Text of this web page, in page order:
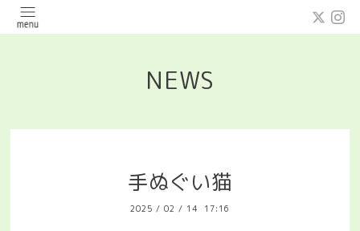
NEWS
手ぬぐい猫
2025 / 02 / 14 17:16